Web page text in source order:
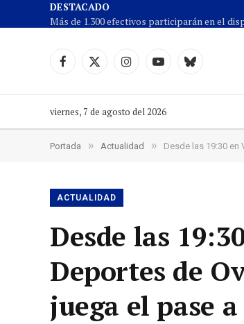
DESTACADO
Facebook
X
InstagramYouTubeCielo
viernes, 7 de agosto del 2026
Portada » Actualidad » Desde las 19:30 en
ACTUALIDAD
Desde las
Deportes de
juega el pase